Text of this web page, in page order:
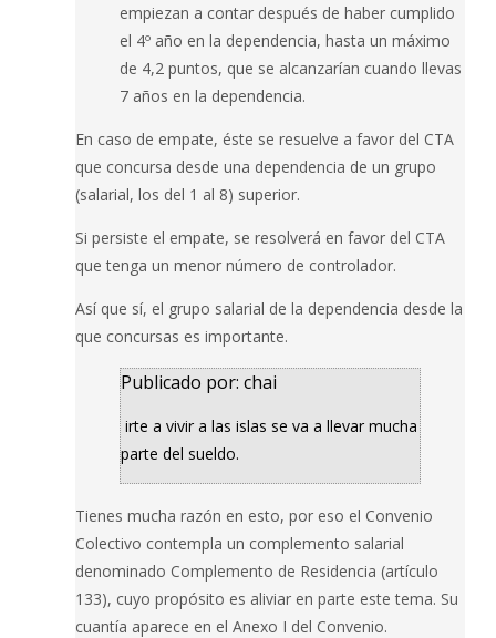
empiezan a contar después de haber cumplido
el 4º año en la dependencia, hasta un máximo
de 4,2 puntos, que se alcanzarían cuando llevas
7 años en la dependencia.
En caso de empate, éste se resuelve a favor del CTA
que concursa desde una dependencia de un grupo
(salarial, los del 1 al 8) superior.
Si persiste el empate, se resolverá en favor del CTA
que tenga un menor número de controlador.
Así que sí, el grupo salarial de la dependencia desde la
que concursas es importante.
Publicado por: chai
irte a vivir a las islas se va a llevar mucha
parte del sueldo.
Tienes mucha razón en esto, por eso el Convenio
Colectivo contempla un complemento salarial
denominado Complemento de Residencia (artículo
133), cuyo propósito es aliviar en parte este tema. Su
cuantía aparece en el Anexo I del Convenio.